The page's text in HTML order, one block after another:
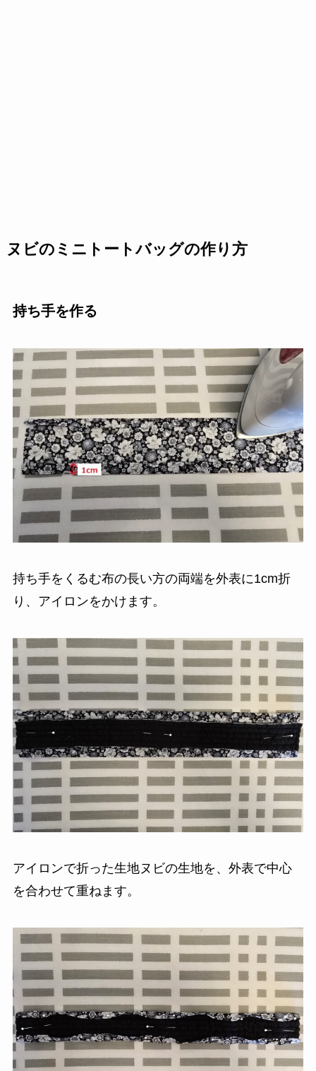
ヌビのミニトートバッグの作り方
持ち手を作る
持ち手をくるむ布の長い方の両端を外表に1cm折
り、アイロンをかけます。
アイロンで折った生地ヌビの生地を、外表で中心
を合わせて重ねます。